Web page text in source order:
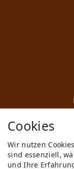
Cookies
Wir nutzen
sind essenziell,
und Ihre